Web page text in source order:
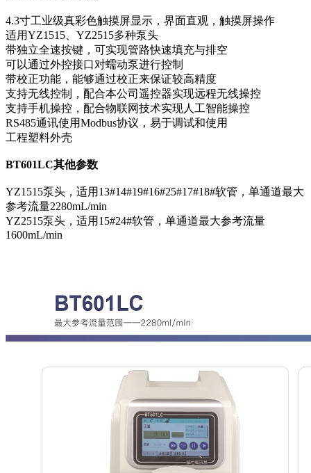
4.3寸工业级真彩色触摸屏显示，界面直观，触摸屏操作
适用YZ1515、YZ2515多种泵头
带独立全速按键，可实现管路快速填充与排空
可以通过外控接口对蠕动泵进行控制
带校正功能，能够通过校正来保证较高精度
支持无线控制，配合本公司遥控器实现远程无线操控
支持手机操控，配合物联网技术实现人工智能操控
RS485通讯使用Modbus协议，易于调试和使用
工程塑料外壳
BT601LC其他参数
YZ1515泵头，适用13#14#19#16#25#17#18#软管，单通道最大
参考流量2280mL/min
YZ2515泵头，适用15#24#软管，单通道最大参考流量
1600mL/min